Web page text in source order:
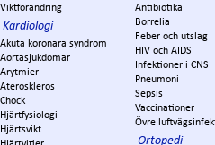
Viktförändring
Kardiologi
Akuta koronara syndrom
Aortasjukdomar
Arytmier
Ateroskleros
Chock
Hjärtfysiologi
Hjärtsvikt
Antibiotika
Borrelia
Feber och utslag
HIV och AIDS
Infektioner i CNS
Pneumoni
Sepsis
Vaccinationer
Övre
Ortopedi